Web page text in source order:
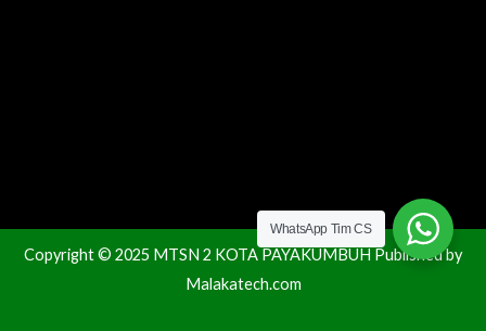
Copyright © 2025 MTSN 2 KOTA PAYAKUMBUH Published by
Malakatech.com
WhatsApp Tim CS